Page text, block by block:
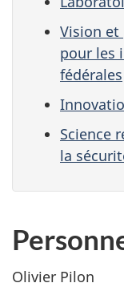
Vision et
pour les
fédérales
Science
la
Olivier Pilon